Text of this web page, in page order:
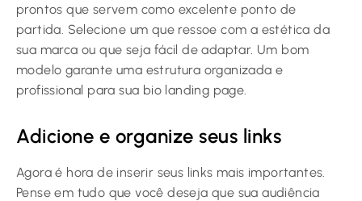
prontos que servem como excelente ponto de
partida. Selecione um que ressoe com a estética da
sua marca ou que seja fácil de adaptar. Um bom
modelo garante uma estrutura organizada e
profissional para sua bio landing page.
Adicione e organize seus links
Agora é hora de inserir seus links mais importantes.
Pense em tudo que você deseja que sua audiência